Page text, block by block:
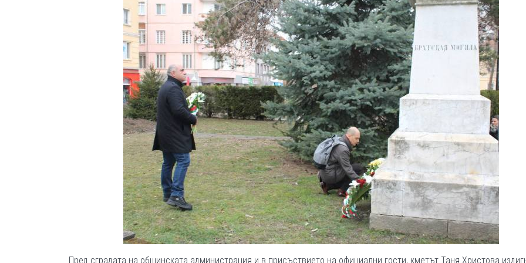
Пред сградата на общинската администрация и в присъствието на официални гости, кметът Таня Христова